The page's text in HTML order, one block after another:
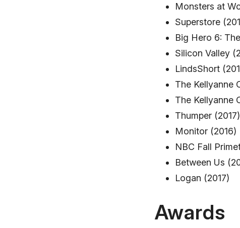
Monsters at
Superstore
Big Hero 6:
Silicon Valley
LindsShort
The Kellyanne
The Kellyanne
Thumper (2017)
Monitor (2016)
NBC Fall
Between Us
Logan (2017)
Awards